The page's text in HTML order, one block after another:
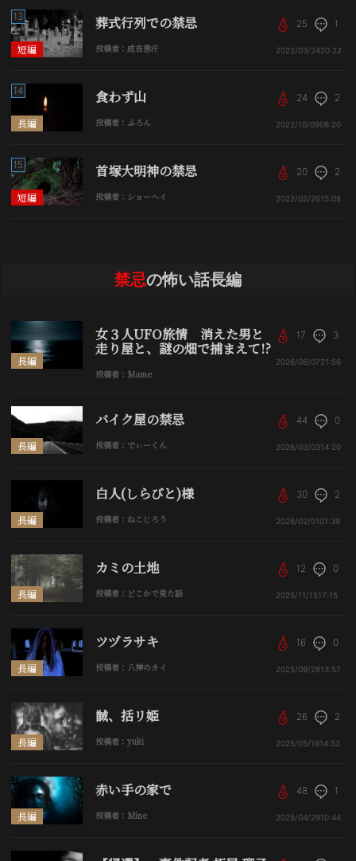
短編
13 葬式行列での禁忌
投稿者：成吉思汗
25 1
2022/03/2420:22
長編
14 食わず山
投稿者：ふろん
24 2
2022/10/0908:20
短編
15 首塚大明神の禁忌
投稿者：ショーヘイ
20 2
2022/02/2615:08
禁忌の怖い話長編
長編
女３人UFO旅情 消えた男と
走り屋と、謎の畑で捕まえて!?
投稿者：Mame
17 3
2026/06/0721:56
長編
バイク屋の禁忌
投稿者：でぃーくん
44 0
2026/03/0314:20
長編
白人(しらびと)様
投稿者：ねこじろう
30 2
2026/02/01 01:39
長編
カミの土地
投稿者：どこかで見た話
12 0
2025/11/1517:15
長編
ツヅラサキ
投稿者：八神のカイ
16 0
2025/09/2813:57
長編
馘、括リ姫
投稿者：yuki
26 2
2025/05/1614:53
長編
赤い手の家で
投稿者：Mine
48 1
2025/04/2910:44